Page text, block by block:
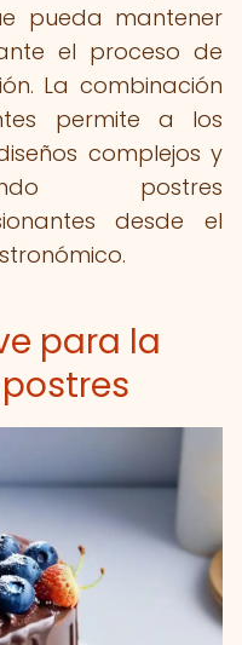
pueda mantener
el proceso de
La combinación
permite a los
complejos y
postres
desde el
para la